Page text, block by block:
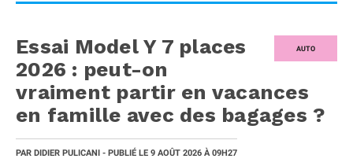
AUTO
Essai Model Y 7 places
2026 : peut-on
vraiment partir en vacances
en famille avec des bagages ?
PAR DIDIER PULICANI - PUBLIÉ LE 9 AOÛT 2026 À 09H27